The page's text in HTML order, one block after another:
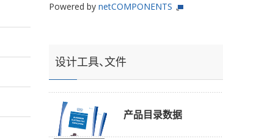
Powered by netCOMPONENTS
设计工具、文件
产品目录数据